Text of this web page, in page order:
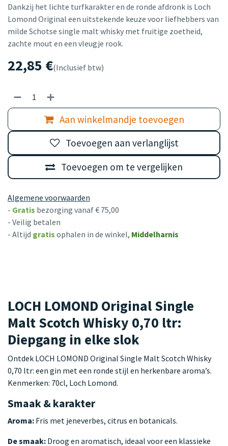
Dankzij het lichte turfkarakter en de ronde afdronk is Loch
Lomond Original een uitstekende keuze voor liefhebbers van
milde Schotse single malt whisky met fruitige zoetheid,
zachte mout en een vleugje rook.
22,85 €(Inclusief btw)
Aan winkelmandje toevoegen
Toevoegen om te vergelijken
Toevoegen aan verlanglijst
Algemene voorwaarden
- Gratis bezorging vanaf € 75,00
- Veilig betalen
- Altijd gratis ophalen in de winkel, Middelharnis
LOCH LOMOND Original Single
Malt Scotch Whisky 0,70 ltr:
Diepgang in elke slok
Ontdek LOCH LOMOND Original Single Malt Scotch Whisky
0,70 ltr: een gin met een ronde stijl en herkenbare aroma’s.
Kenmerken: 70cl, Loch Lomond.
Smaak & karakter
Aroma: Fris met jeneverbes, citrus en botanicals.
De smaak: Droog en aromatisch, ideaal voor een klassieke